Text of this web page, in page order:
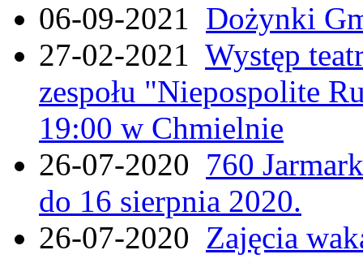
06-09-2021 Dożynki
27-02-2021 Występ
zespołu "Niepospolite
19:00 w Chmielnie
26-07-2020 760
do 16 sierpnia 2020.
26-07-2020 Zajęcia